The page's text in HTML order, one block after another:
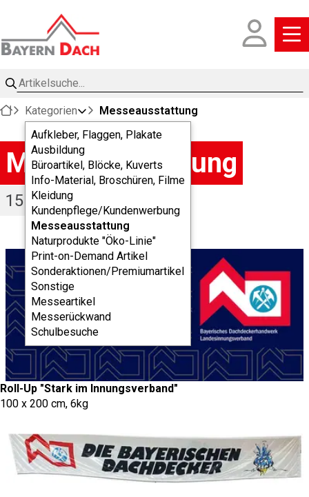
Artikelsuche
Kategorien
Aufkleber, Flaggen, Plakate
Ausbildung
Büroartikel, Blöcke, Kuverts
Info-Material, Broschüren, Filme
Kleidung
Kundenpflege/Kundenwerbung
Messeausstattung
Naturprodukte "Öko-Linie"
Print-on-Demand Artikel
Sonderaktionen/Premiumartikel
Sonstige
Messeartikel
Messerückwand
Schulbesuche
Messeausstattung
Messeausstattung
15 Artikel
Roll-Up "Stark im Innungsverband"
100 x 200 cm, 6kg